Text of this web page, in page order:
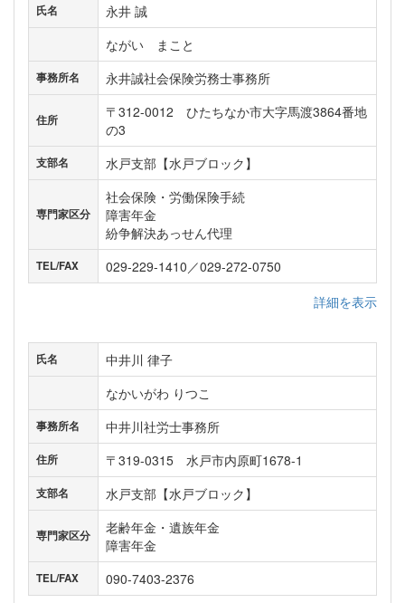
氏名
永井 誠
ながい まこと
事務所名 永井誠社会保険労務士事務所
住所
〒312-0012 ひたちなか市大字馬渡3864番地
の3
支部名 水戸支部【水戸ブロック】
専門家区分
社会保険・労働保険手続
障害年金
紛争解決あっせん代理
TEL/FAX
029-229-1410／029-272-0750
詳細を表示
氏名
中井川 律子
なかいがわ りつこ
事務所名 中井川社労士事務所
住所 〒319-0315 水戸市内原町1678-1
支部名 水戸支部【水戸ブロック】
専門家区分
老齢年金・遺族年金
障害年金
TEL/FAX
090-7403-2376